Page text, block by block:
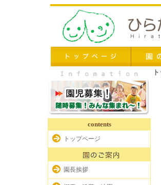
contents
トップページ
園長挨拶